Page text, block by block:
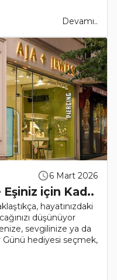
Devamı..
6 Mart 2026
için Kad..
hayatınızdaki
düşünüyor
sevgilinize ya da
Günü hediyesi seçmek,